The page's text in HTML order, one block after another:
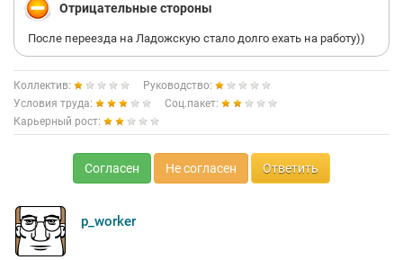
Отрицательные стороны
После переезда на Ладожскую стало долго ехать на работу))
Коллектив:
Руководство:
Условия труда:
Соц.пакет:
Карьерный рост:
Согласен Не согласен Ответить
p_worker